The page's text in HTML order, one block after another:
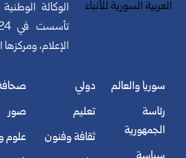
الوكالة
الإعلام،
سوريا والعالم
رئاسة
الجمهورية
دولي
تعليم
ثقافة وفنون
صور
علوم